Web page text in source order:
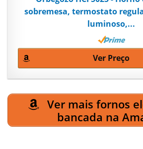
sobremesa, termostato
luminoso,...
Ver Preço
Ver mais fornos
bancada na